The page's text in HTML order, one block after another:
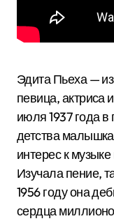
Эдита Пьеха —
певица, актриса
июля 1937 года
детства
интерес к
Изучала пение,
1956 году она
сердца